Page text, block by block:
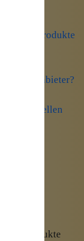
Produkte
zu Drittanbieter?
erstellen
Ihre
Sie Ihre
Produkte